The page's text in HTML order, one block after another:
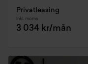
Privatleasing
Inkl. moms
3 034 kr/mån